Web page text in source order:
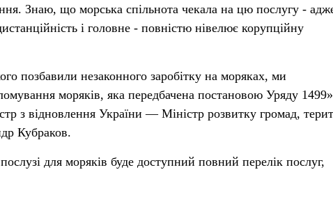
Знаю, що морська спільнота чекала на цю послугу -
і головне - повністю нівелює корупційну
позбавили незаконного заробітку на моряках, ми
моряків, яка передбачена постановою Уряду
з відновлення України — Міністр розвитку громад,
Кубраков.
для моряків буде доступний повний перелік послуг,